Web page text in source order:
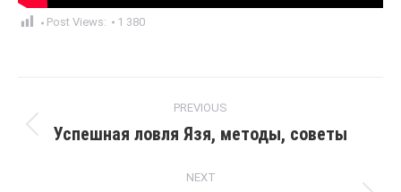
Post Views: 1 380
navigation
PREVIOUS
Previous
Успешная ловля Язя, методы, советы
NEXT